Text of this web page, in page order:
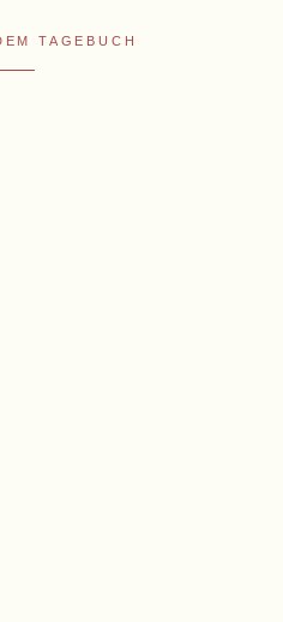
Langenlois
Österreich
TAGEBUCH